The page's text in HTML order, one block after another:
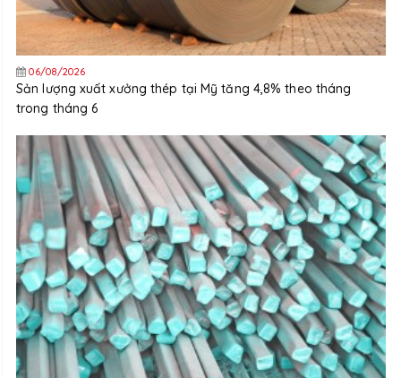
06/08/2026
Sản lượng xuất xưởng thép tại Mỹ tăng 4,8% theo tháng
trong tháng 6